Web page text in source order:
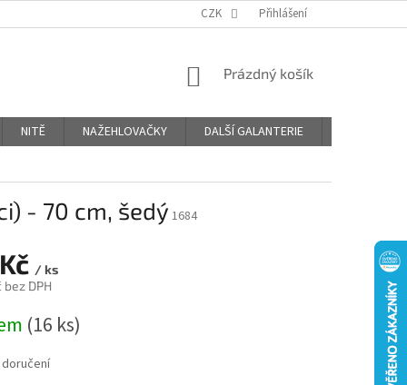
PODMÍNKY OCHRANY OSOBNÍCH ÚDAJŮ
CZK Přihlášení
NÁKUPNÍ
Prázdný košík
NITĚ NAŽEHLOVAČKY DALŠÍ GALANTERIE
- 70 cm, šedý 1684
/ ks
bez DPH
(16 ks)